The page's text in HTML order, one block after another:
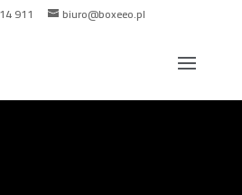
911 biuro@boxeeo.pl